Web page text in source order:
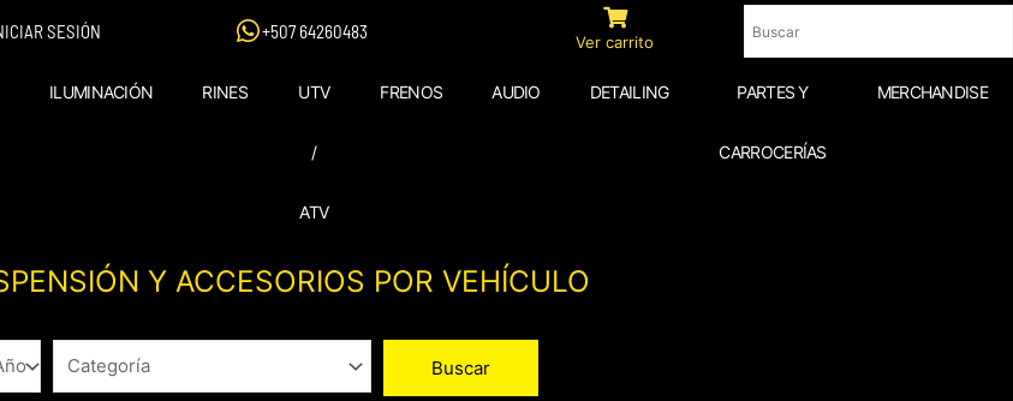
SESIÓN +507 64260483
Ver carrito
ILUMINACIÓN RINES UTV
/
ATV
FRENOS AUDIO DETAILING PARTES Y
CARROCERÍAS
MERCHANDISE
Y ACCESORIOS POR VEHÍCULO